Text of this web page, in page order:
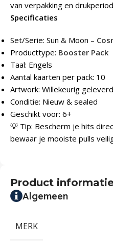
van verpakking en
Specificaties
Set/Serie: Sun & Moon –
Producttype: Booster Pack
Taal: Engels
Aantal kaarten per pack: 10
Artwork: Willekeurig geleverd
Conditie: Nieuw & sealed
Geschikt voor: 6+
💡 Tip: Bescherm je hits
bewaar je mooiste pulls
Product
Algemeen
MERK